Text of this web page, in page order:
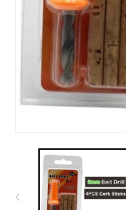
файлы
модальном
окне